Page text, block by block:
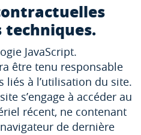
techniques.
JavaScript.
être tenu responsable
liés à l’utilisation du site.
s’engage à accéder au
récent, ne contenant
de dernière